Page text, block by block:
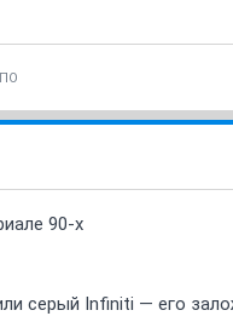
90-х
серый Infiniti — его